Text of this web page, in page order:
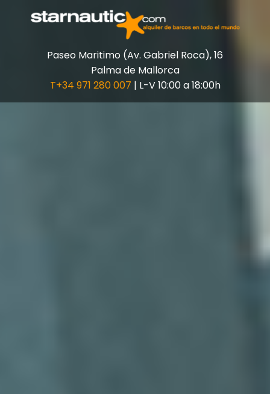
Paseo Maritimo (Av. Gabriel Roca), 16
Palma de Mallorca
T+34 971 280 007 | L-V 10:00 a 18:00h